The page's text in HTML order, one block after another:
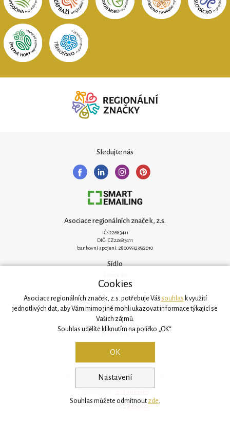
Sledujte nás
Asociace regionálních značek, z.s.
IČ: 22683411
DIČ: CZ22683411
bankovní spojení: 2800553235/2010
Sídlo
251 62 Mukařov
Kancelář
Svatovítská 906/6
160 00 Praha 6
© 2026, Asociace regionálních značek
BestSite
Cookies
Asociace regionálních značek, z.s. potřebuje Vášsouhlas k využití
jednotlivých dat, aby Vám mimo jiné mohli ukazovat informace týkající se
Vašich zájmů.
Souhlas udělíte kliknutím na políčko „OK“.
Nastavení
OK
Souhlas můžete odmítnout zde.